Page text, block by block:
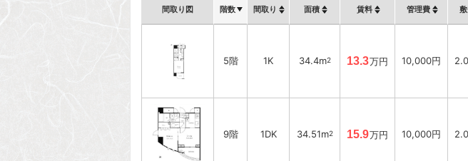
間取り図 階数 間取り 面積 賃料 管理費
5階 1K 34.4m2 13.3万円 10,000円
9階 1DK 34.51m2 15.9万円 10,000円